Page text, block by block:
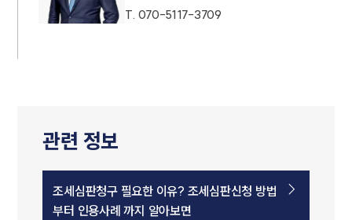
T. 070-5117-3709
관련 정보
조세심판청구 필요한 이유? 조세심판신청 방법
부터 인용사례 까지 알아보면